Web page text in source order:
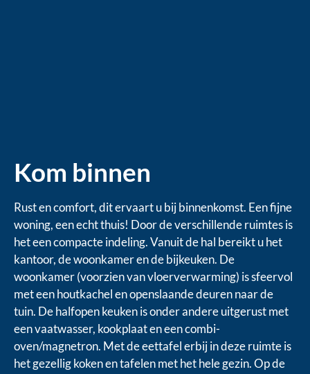
Kom binnen
Rust en comfort, dit ervaart u bij binnenkomst. Een fijne
woning, een echt thuis! Door de verschillende ruimtes is
het een compacte indeling. Vanuit de hal bereikt u het
kantoor, de woonkamer en de bijkeuken. De
woonkamer (voorzien van vloerverwarming) is sfeervol
met een houtkachel en openslaande deuren naar de
tuin. De halfopen keuken is onder andere uitgerust met
een vaatwasser, kookplaat en een combi-
oven/magnetron. Met de eettafel erbij in deze ruimte is
het gezellig koken en tafelen met het hele gezin. Op de